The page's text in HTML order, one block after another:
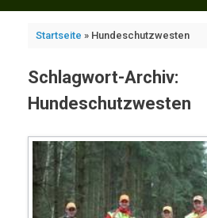
Startseite » Hundeschutzwesten
Schlagwort-Archiv:
Hundeschutzwesten